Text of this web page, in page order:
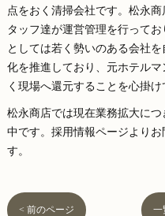
点をおく清掃会社です。松永
タッフ達が運営管理を行って
としては若く勢いのある会社
化を推進しており、元ホテル
く現場へ還元することを心掛け
松永商店では現在業務拡大に
中です。採用情報ページより
す。
< 前のページ 一